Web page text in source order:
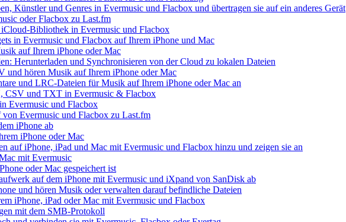
Künstler und Genres in Evermusic und Flacbox und übertragen sie auf ein anderes Gerät
oder Flacbox zu Last.fm
Bibliothek in Evermusic und Flacbox
in Evermusic und Flacbox auf Ihrem iPhone und Mac
auf Ihrem iPhone oder Mac
Herunterladen und Synchronisieren von der Cloud zu lokalen Dateien
und hören Musik auf Ihrem iPhone oder Mac
und LRC-Dateien für Musik auf Ihrem iPhone oder Mac an
CSV und TXT in Evermusic & Flacbox
Evermusic und Flacbox
Evermusic und Flacbox zu Last.fm
iPhone ab
iPhone oder Mac
auf iPhone, iPad und Mac mit Evermusic und Flacbox hinzu und zeigen sie an
mit Evermusic
oder Mac gespeichert ist
auf dem iPhone mit Evermusic und iXpand von SanDisk ab
und hören Musik oder verwalten darauf befindliche Dateien
iPhone, iPad oder Mac mit Evermusic und Flacbox
mit dem SMB-Protokoll